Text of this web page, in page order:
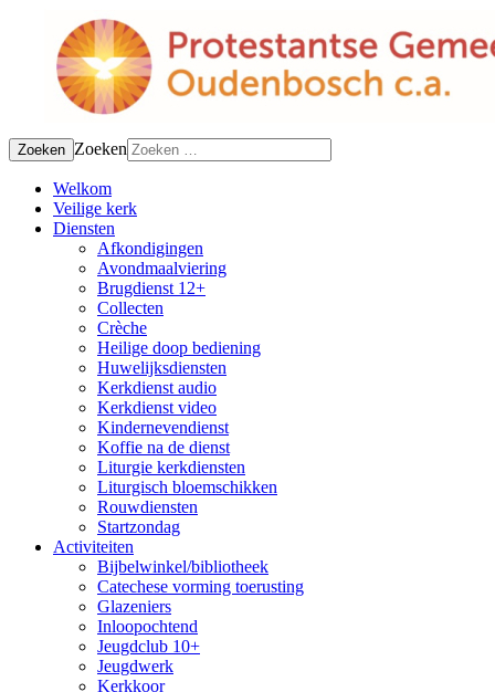
Zoeken Zoeken
Welkom
Veilige kerk
Diensten
Afkondigingen
Avondmaalviering
Brugdienst 12+
Collecten
Crèche
Heilige doop bediening
Huwelijksdiensten
Kerkdienst audio
Kerkdienst video
Kindernevendienst
Koffie na de dienst
Liturgie kerkdiensten
Liturgisch bloemschikken
Rouwdiensten
Startzondag
Activiteiten
Bijbelwinkel/bibliotheek
Catechese vorming toerusting
Glazeniers
Inloopochtend
Jeugdclub 10+
Jeugdwerk
Kerkkoor